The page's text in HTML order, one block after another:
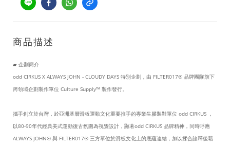
商品描述
▰ 企劃簡介
odd CIRKUS X ALWAYS JOHN - CLOUDY DAYS 特別企劃，由 FILTER017® 品牌團隊旗下
跨領域企劃製作單位 Culture Supply™ 製作發行。
攜手創立於台灣，於亞洲基層滑板運動文化重要推手的專業生膠製鞋單位 odd CIRKUS ，
以80-90年代經典美式運動復古氛圍為視覺設計，顯著odd CIRKUS 品牌精神，同時呼應
ALWAYS JOHN® 與 FILTER017® 三方單位於滑板文化上的底蘊連結，加以揉合詮釋後藉